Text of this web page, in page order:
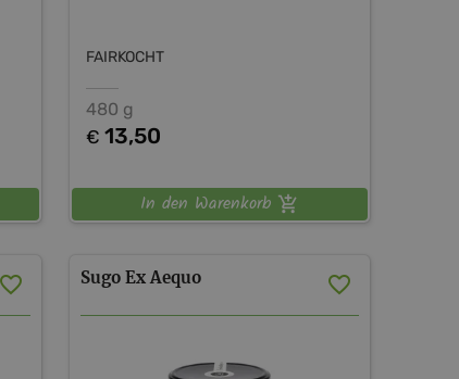
FAIRKOCHT
480 g
€ 13,50
In den Warenkorb
Sugo Ex Aequo